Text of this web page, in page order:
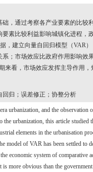
，通过考察各产业要素的比
素比较利益影响城镇化进程，
，建立向量自回归模型（VAR
；市场效应比政府作用影响效
来看，市场效应发挥主导作用
归；误差修正；协整分析
urbanization, and the
the urbanization, this article
elements in the urbanisation
model of VAR has been settled to
economic system of comparative
is more obvious than the